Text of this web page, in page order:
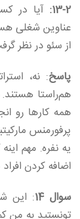
13-2: آیا در
عناوین شغلی
از سئو در نظر
پاسخ: نه،
هم‌راستا
همه کارها رو
پرفورمنس
یه نفره. مهم
اضافه کردن
سوال 14
: این